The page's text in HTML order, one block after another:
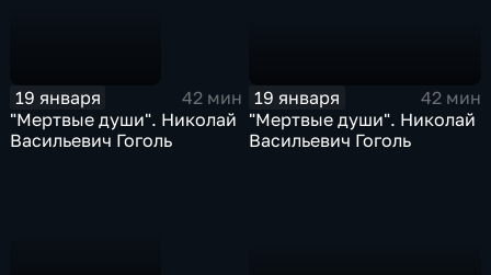
19 января
42 мин
"Мертвые души". Николай
Васильевич Гоголь
19 января
42 мин
"Мертвые души". Николай
Васильевич Гоголь